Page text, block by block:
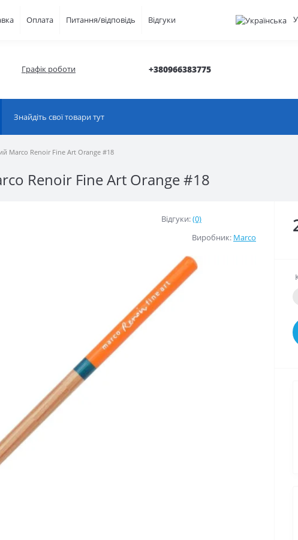
Оплата Питання/відповідь Відгуки
Графік роботи +380966383775
Marco Renoir Fine Art Orange #18
Renoir Fine Art Orange #18
Відгуки:(0)
Виробник: Marco